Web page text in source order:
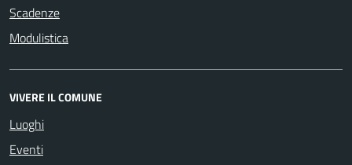
Scadenze
Modulistica
VIVERE IL COMUNE
Luoghi
Eventi